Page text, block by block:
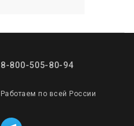
8-800-505-80-94
Работаем по всей России